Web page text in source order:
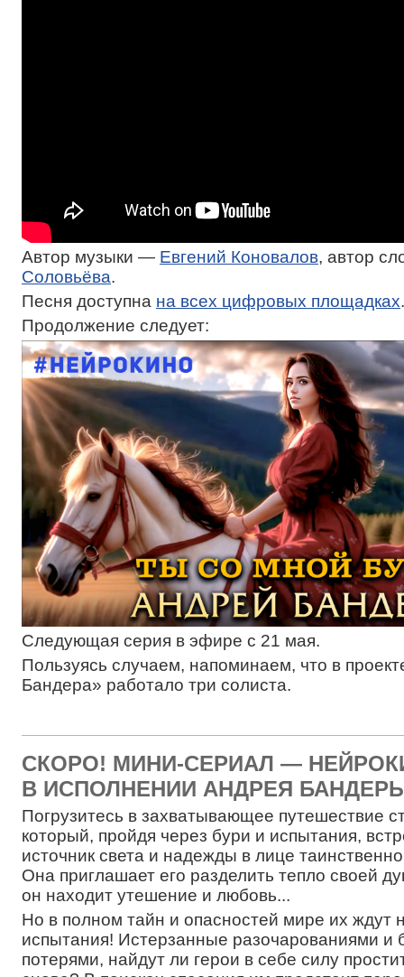
Автор музыки — Евгений Коновалов, автор
Соловьёва.
Песня доступна на всех цифровых площадках.
Продолжение следует:
Следующая серия в эфире с 21 мая.
Пользуясь случаем, напоминаем, что в
Бандера» работало три солиста.
СКОРО! МИНИ-СЕРИАЛ —
В ИСПОЛНЕНИИ АНДРЕЯ
Погрузитесь в захватывающее путешествие
который, пройдя через бури и испытания,
источник света и надежды в лице
Она приглашает его разделить тепло своей
он находит утешение и любовь...
Но в полном тайн и опасностей мире их ждут
испытания! Истерзанные разочарованиями и
потерями, найдут ли герои в себе силу